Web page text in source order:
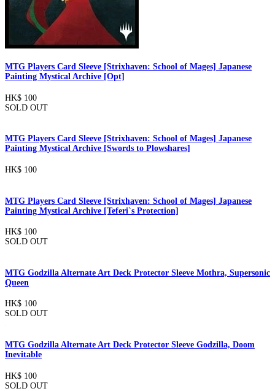
MTG Players Card Sleeve [Strixhaven: School of Mages] Japanese
Painting Mystical Archive [Opt]
HK$ 100
SOLD OUT
MTG Players Card Sleeve [Strixhaven: School of Mages] Japanese
Painting Mystical Archive [Swords to Plowshares]
HK$ 100
MTG Players Card Sleeve [Strixhaven: School of Mages] Japanese
Painting Mystical Archive [Teferi`s Protection]
HK$ 100
SOLD OUT
MTG Godzilla Alternate Art Deck Protector Sleeve Mothra, Supersonic
Queen
HK$ 100
SOLD OUT
MTG Godzilla Alternate Art Deck Protector Sleeve Godzilla, Doom
Inevitable
HK$ 100
SOLD OUT